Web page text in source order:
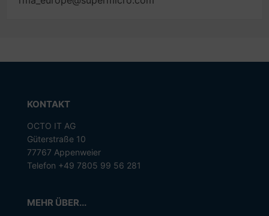
KONTAKT
OCTO IT AG
Güterstraße 10
77767 Appenweier
Telefon +49 7805 99 56 281
MEHR ÜBER...